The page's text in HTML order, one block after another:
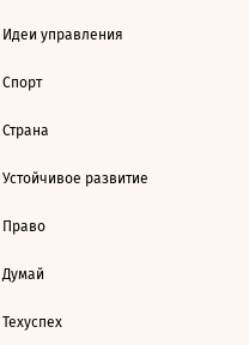
Идеи управления
Спорт
Страна
Устойчивое развитие
Право
Думай
Техуспех